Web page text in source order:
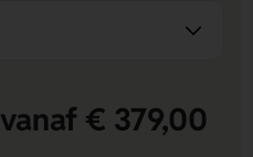
vanaf € 379,00